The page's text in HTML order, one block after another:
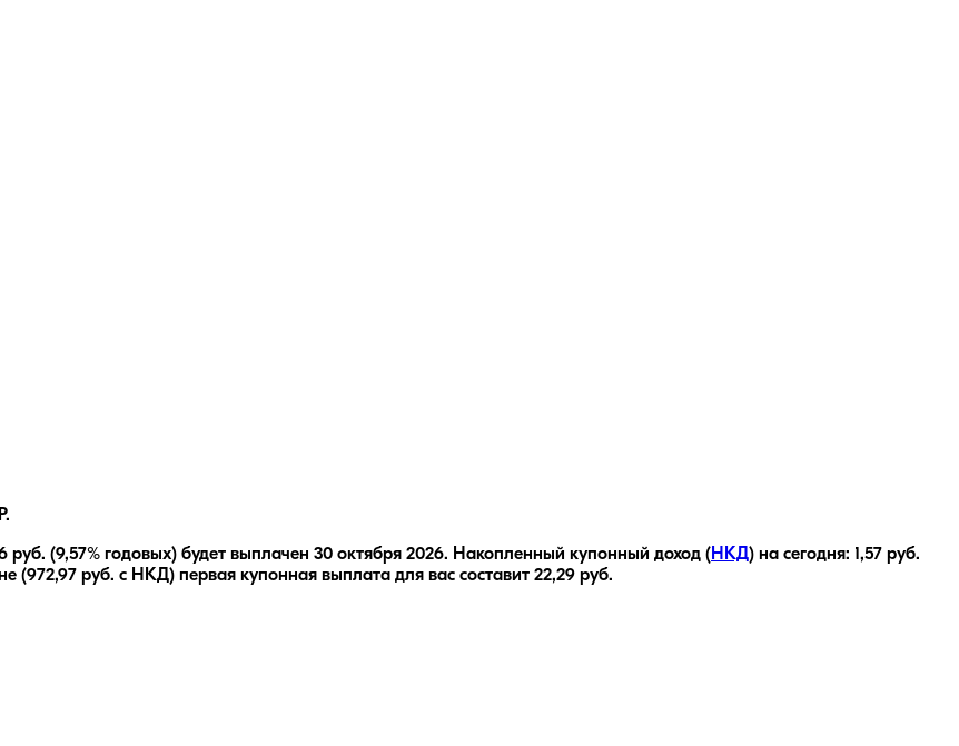
руб. (9,57% годовых) будет выплачен 30 октября 2026. Накопленный купонный доход ( НКД) на сегодня: 1,57 руб.
(972,97 руб. с НКД) первая купонная выплата для вас составит 22,29 руб.